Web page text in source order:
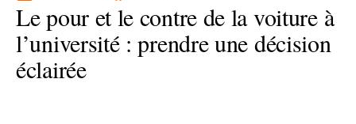
Le pour et le contre de la voiture à
l’université : prendre une décision
éclairée